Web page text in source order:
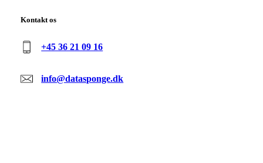
Kontakt os
+45 36 21 09 16
info@datasponge.dk